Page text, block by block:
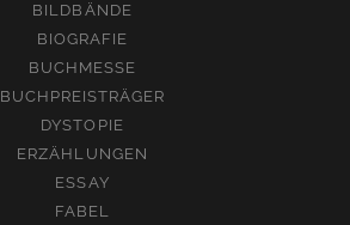
BILDBÄNDE
BIOGRAFIE
BUCHMESSE
BUCHPREISTRÄGER
DYSTOPIE
ERZÄHLUNGEN
ESSAY
FABEL